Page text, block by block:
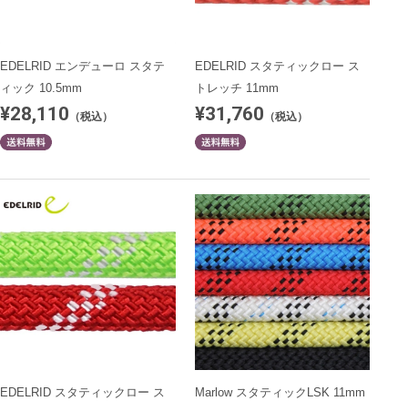
EDELRID エンデューロ スタテ
ィック 10.5mm
¥28,110 （税込）
EDELRID スタティックロー ス
トレッチ 11mm
¥31,760 （税込）
EDELRID スタティックロー ス
Marlow スタティックLSK 11mm